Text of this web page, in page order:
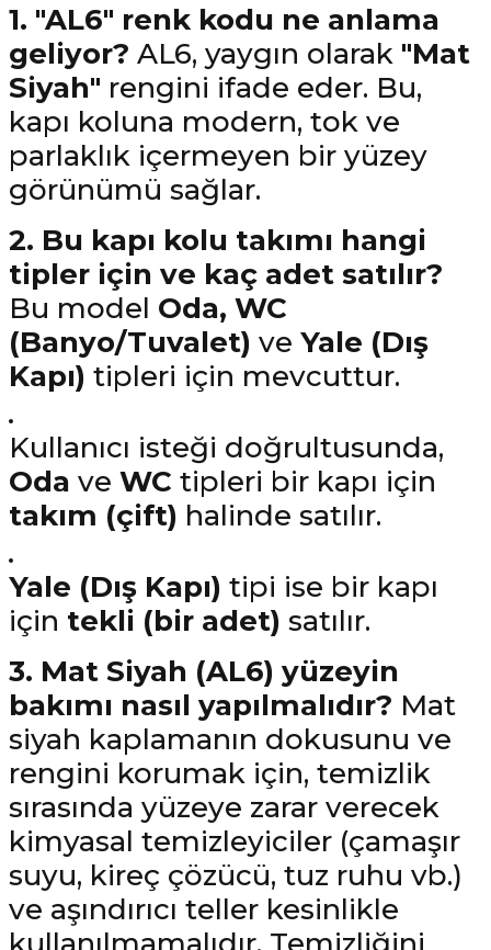
1. "AL6" renk kodu ne anlama
geliyor? AL6, yaygın olarak "Mat
Siyah" rengini ifade eder. Bu,
kapı koluna modern, tok ve
parlaklık içermeyen bir yüzey
görünümü sağlar.
2. Bu kapı kolu takımı hangi
tipler için ve kaç adet satılır?
Bu model Oda, WC
(Banyo/Tuvalet) ve Yale (Dış
Kapı) tipleri için mevcuttur.
Kullanıcı isteği doğrultusunda,
Oda ve WC tipleri bir kapı için
takım (çift) halinde satılır.
Yale (Dış Kapı) tipi ise bir kapı
için tekli (bir adet) satılır.
3. Mat Siyah (AL6) yüzeyin
bakımı nasıl yapılmalıdır? Mat
siyah kaplamanın dokusunu ve
rengini korumak için, temizlik
sırasında yüzeye zarar verecek
kimyasal temizleyiciler (çamaşır
suyu, kireç çözücü, tuz ruhu vb.)
ve aşındırıcı teller kesinlikle